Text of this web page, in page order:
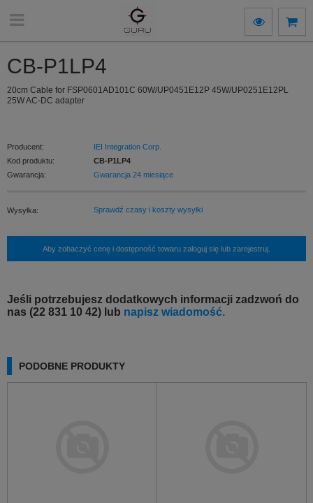
CB-P1LP4
20cm Cable for FSP0601AD101C 60W/UP0451E12P 45W/UP0251E12PL
25W AC-DC adapter
Producent:
IEI Integration Corp.
Kod produktu:
CB-P1LP4
Gwarancja:
Gwarancja 24 miesiące
Wysyłka: Sprawdź czasy i koszty wysyłki
Aby zobaczyć cenę i dostępność towaru zaloguj się lub zarejestruj.
Jeśli potrzebujesz dodatkowych informacji zadzwoń do
nas (22 831 10 42) lub napisz wiadomość.
PODOBNE PRODUKTY